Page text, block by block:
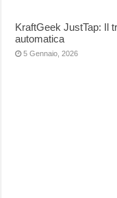
KraftGeek JustTap: Il
automatica
5 Gennaio, 2026